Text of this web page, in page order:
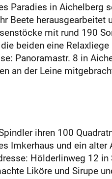
Paradies in
Beete
mit rund 190
beiden eine
Panoramastr. 8 in
an der Leine
ihren 100
Imkerhaus und ein
Hölderlinweg 12
Liköre und Sirupe